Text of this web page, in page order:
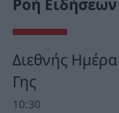
Ροή Ειδήσεων
Διεθνής
Γης
10:30